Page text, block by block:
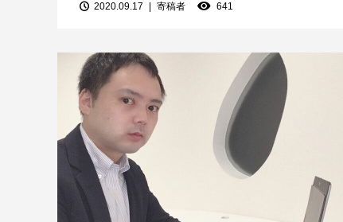
2020.09.17 寄稿者 641